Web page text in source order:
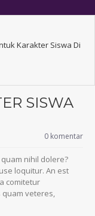
Karakter Siswa Di
SISWA
0 komentar
nihil dolere?
loquitur. An est
comitetur
quam veteres,